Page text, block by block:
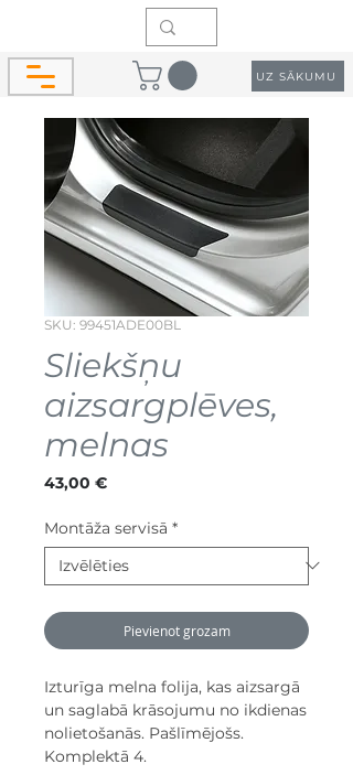
UZ SĀKUMU
SKU: 99451ADE00BL
Sliekšņu
aizsargplēves,
melnas
43,00 €Cena
Montāža servisā *
Pievienot grozam
Izturīga melna folija, kas aizsargā
un saglabā krāsojumu no ikdienas
nolietošanās. Pašlīmējošs.
Komplektā 4.